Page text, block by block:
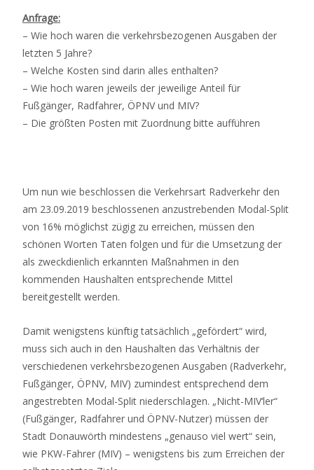
Anfrage:
– Wie hoch waren die verkehrsbezogenen Ausgaben der
letzten 5 Jahre?
– Welche Kosten sind darin alles enthalten?
– Wie hoch waren jeweils der jeweilige Anteil für
Fußgänger, Radfahrer, ÖPNV und MIV?
– Die größten Posten mit Zuordnung bitte aufführen
Um nun wie beschlossen die Verkehrsart Radverkehr den
am 23.09.2019 beschlossenen anzustrebenden Modal-Split
von 16% möglichst zügig zu erreichen, müssen den
schönen Worten Taten folgen und für die Umsetzung der
als zweckdienlich erkannten Maßnahmen in den
kommenden Haushalten entsprechende Mittel
bereitgestellt werden.
Damit wenigstens künftig tatsächlich „gefördert“ wird,
muss sich auch in den Haushalten das Verhältnis der
verschiedenen verkehrsbezogenen Ausgaben (Radverkehr,
Fußgänger, ÖPNV, MIV) zumindest entsprechend dem
angestrebten Modal-Split niederschlagen. „Nicht-MIV‘ler“
(Fußgänger, Radfahrer und ÖPNV-Nutzer) müssen der
Stadt Donauwörth mindestens „genauso viel wert“ sein,
wie PKW-Fahrer (MIV) – wenigstens bis zum Erreichen der